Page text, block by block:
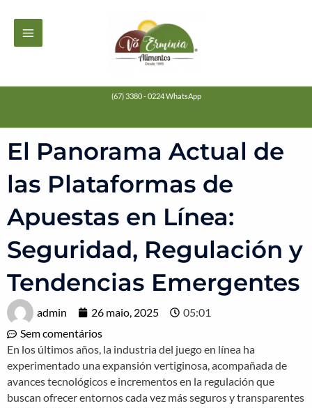
para
MENU
(67) 3380 - 0224 WhatsApp
El Panorama Actual de
las Plataformas de
Apuestas en Línea:
Seguridad, Regulación y
Tendencias Emergentes
admin 26 maio, 2025
05:01
Sem comentários
En los últimos años, la industria del juego en línea ha
experimentado una expansión vertiginosa, acompañada de
avances tecnológicos e incrementos en la regulación que
buscan ofrecer entornos cada vez más seguros y transparentes